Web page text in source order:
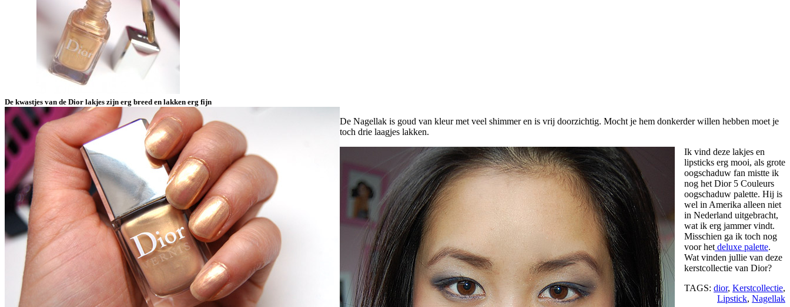
De kwastjes van de Dior lakjes zijn erg breed en lakken erg fijn
De Nagellak is goud van kleur met veel shimmer en is vrij doorzichtig. Mocht je hem donkerder willen hebben moet je
toch drie laagjes lakken.
Ik vind deze lakjes en
lipsticks erg mooi, als grote
oogschaduw fan mistte ik
nog het Dior 5 Couleurs
oogschaduw palette. Hij is
wel in Amerika alleen niet
in Nederland uitgebracht,
wat ik erg jammer vindt.
Misschien ga ik toch nog
voor het deluxe palette.
Wat vinden jullie van deze
kerstcollectie van Dior?
TAGS: dior, Kerstcollectie,
Lipstick, Nagellak